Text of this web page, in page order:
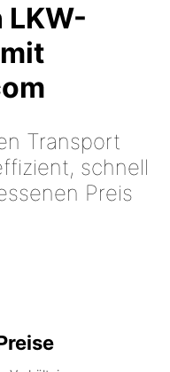
LKW-
Transport
schnell
Preis